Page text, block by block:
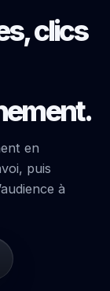
clics
en
puis
à